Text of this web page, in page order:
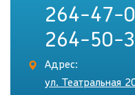
264-47-
264-50-
Адрес:
ул. Театральная